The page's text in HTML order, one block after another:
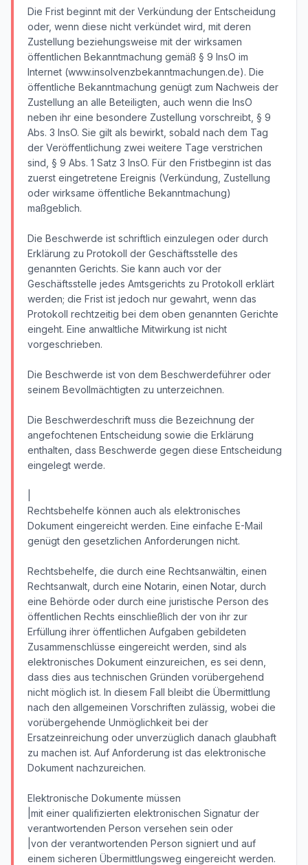
Die Frist beginnt mit der Verkündung der Entscheidung
oder, wenn diese nicht verkündet wird, mit deren
Zustellung beziehungsweise mit der wirksamen
öffentlichen Bekanntmachung gemäß § 9 InsO im
Internet (www.insolvenzbekanntmachungen.de). Die
öffentliche Bekanntmachung genügt zum Nachweis der
Zustellung an alle Beteiligten, auch wenn die InsO
neben ihr eine besondere Zustellung vorschreibt, § 9
Abs. 3 InsO. Sie gilt als bewirkt, sobald nach dem Tag
der Veröffentlichung zwei weitere Tage verstrichen
sind, § 9 Abs. 1 Satz 3 InsO. Für den Fristbeginn ist das
zuerst eingetretene Ereignis (Verkündung, Zustellung
oder wirksame öffentliche Bekanntmachung)
maßgeblich.
Die Beschwerde ist schriftlich einzulegen oder durch
Erklärung zu Protokoll der Geschäftsstelle des
genannten Gerichts. Sie kann auch vor der
Geschäftsstelle jedes Amtsgerichts zu Protokoll erklärt
werden; die Frist ist jedoch nur gewahrt, wenn das
Protokoll rechtzeitig bei dem oben genannten Gerichte
eingeht. Eine anwaltliche Mitwirkung ist nicht
vorgeschrieben.
Die Beschwerde ist von dem Beschwerdeführer oder
seinem Bevollmächtigten zu unterzeichnen.
Die Beschwerdeschrift muss die Bezeichnung der
angefochtenen Entscheidung sowie die Erklärung
enthalten, dass Beschwerde gegen diese Entscheidung
eingelegt werde.
Rechtsbehelfe können auch als elektronisches
Dokument eingereicht werden. Eine einfache E-Mail
genügt den gesetzlichen Anforderungen nicht.
Rechtsbehelfe, die durch eine Rechtsanwältin, einen
Rechtsanwalt, durch eine Notarin, einen Notar, durch
eine Behörde oder durch eine juristische Person des
öffentlichen Rechts einschließlich der von ihr zur
Erfüllung ihrer öffentlichen Aufgaben gebildeten
Zusammenschlüsse eingereicht werden, sind als
elektronisches Dokument einzureichen, es sei denn,
dass dies aus technischen Gründen vorübergehend
nicht möglich ist. In diesem Fall bleibt die Übermittlung
nach den allgemeinen Vorschriften zulässig, wobei die
vorübergehende Unmöglichkeit bei der
Ersatzeinreichung oder unverzüglich danach glaubhaft
zu machen ist. Auf Anforderung ist das elektronische
Dokument nachzureichen.
Elektronische Dokumente müssen
|mit einer qualifizierten elektronischen Signatur der
verantwortenden Person versehen sein oder
|von der verantwortenden Person signiert und auf
einem sicheren Übermittlungsweg eingereicht werden.